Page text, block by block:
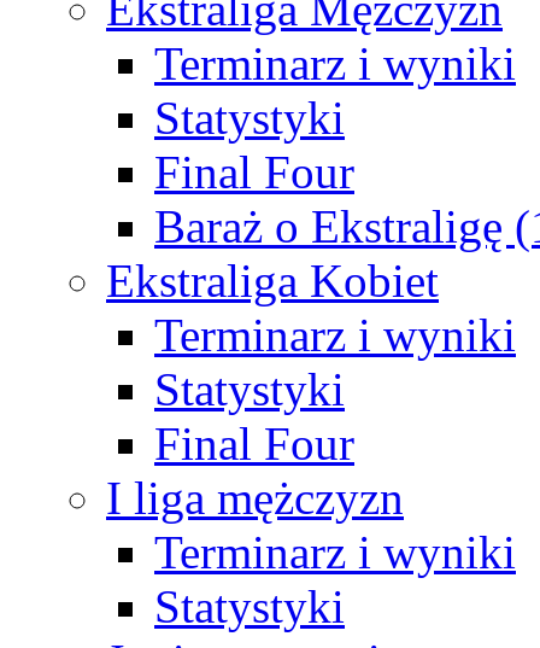
Terminarz i wyniki
Statystyki
Final Four
Baraż o Ekstraligę
Ekstraliga Kobiet
Terminarz i wyniki
Statystyki
Final Four
I liga mężczyzn
Terminarz i wyniki
Statystyki